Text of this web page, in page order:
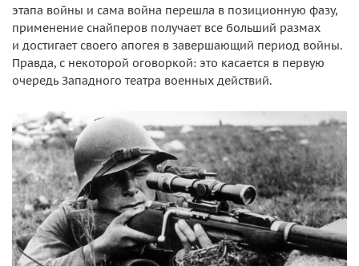
этапа войны и сама война перешла в позиционную фазу,
применение снайперов получает все больший размах
и достигает своего апогея в завершающий период войны.
Правда, с некоторой оговоркой: это касается в первую
очередь Западного театра военных действий.